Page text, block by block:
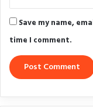
Save my name,
time I comment.